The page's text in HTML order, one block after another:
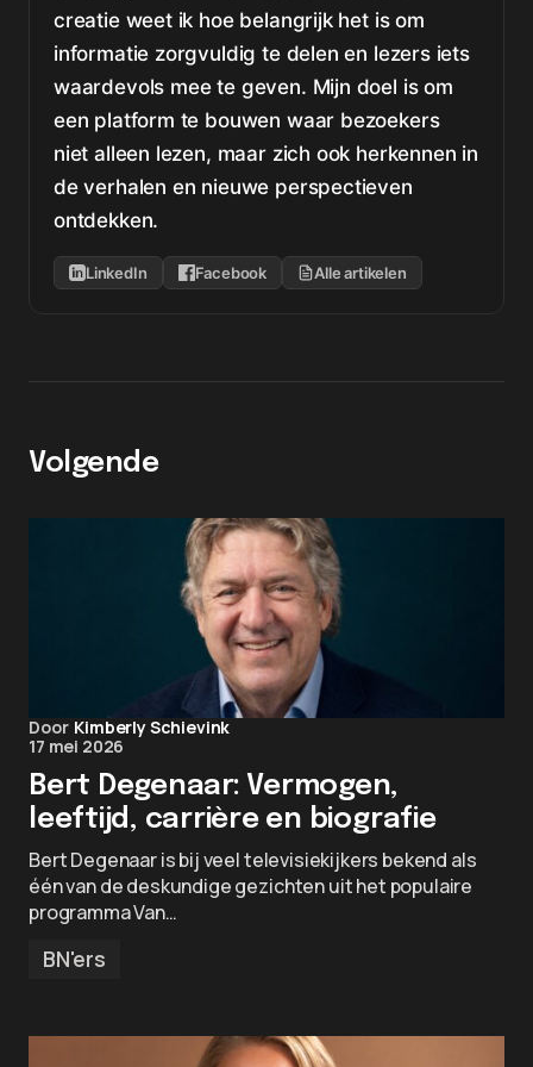
creatie weet ik hoe belangrijk het is om
informatie zorgvuldig te delen en lezers iets
waardevols mee te geven. Mijn doel is om
een platform te bouwen waar bezoekers
niet alleen lezen, maar zich ook herkennen in
de verhalen en nieuwe perspectieven
ontdekken.
LinkedIn Facebook Alle artikelen
Volgende
Door Kimberly Schievink
17 mei 2026
Bert Degenaar: Vermogen,
leeftijd, carrière en biografie
Bert Degenaar is bij veel televisiekijkers bekend als
één van de deskundige gezichten uit het populaire
programma Van…
BN'ers